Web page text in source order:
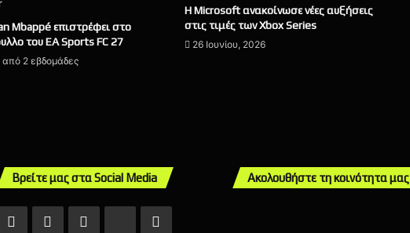
Mbappé επιστρέφει στο
του EA Sports FC 27
από 2 εβδομάδες
Η Microsoft ανακοίνωσε νέες αυξήσεις
στις τιμές των Xbox Series
26 Ιουνίου, 2026
Βρείτε μας στα Social Media
Facebook InstagramTikTok
Ακολουθήστε τη κοινότητα μας